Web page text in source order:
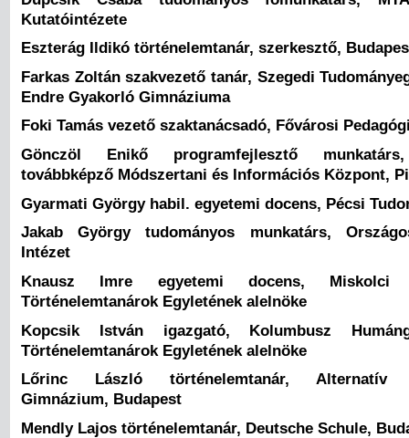
Kutatóintézete
Eszterág Ildikó történelemtanár, szerkesztő,
Farkas Zoltán szakvezető tanár, Szegedi
Endre Gyakorló Gimnáziuma
Foki Tamás vezető szaktanácsadó, Fővárosi
Gönczöl Enikő programfejlesztő
továbbképző Módszertani és Információs Központ,
Gyarmati György habil. egyetemi docens, Pécsi
Jakab György tudományos munkatárs,
Intézet
Knausz Imre egyetemi docens, Miskolci
Történelemtanárok Egyletének alelnöke
Kopcsik István igazgató, Kolumbusz
Történelemtanárok Egyletének alelnöke
Lőrinc László történelemtanár, Alternatív
Gimnázium, Budapest
Mendly Lajos történelemtanár, Deutsche Schule,